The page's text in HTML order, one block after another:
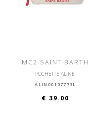
MC2 SAINT BARTH
POCHETTE ALINE
ALIN00107773L
€ 39.00